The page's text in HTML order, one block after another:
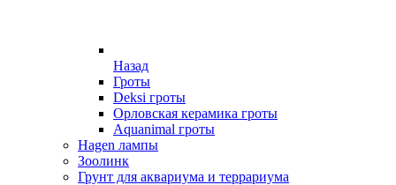
Назад
Гроты
Deksi гроты
Орловская керамика гроты
Aquanimal гроты
Hagen лампы
Зоолинк
Грунт для аквариума и террариума